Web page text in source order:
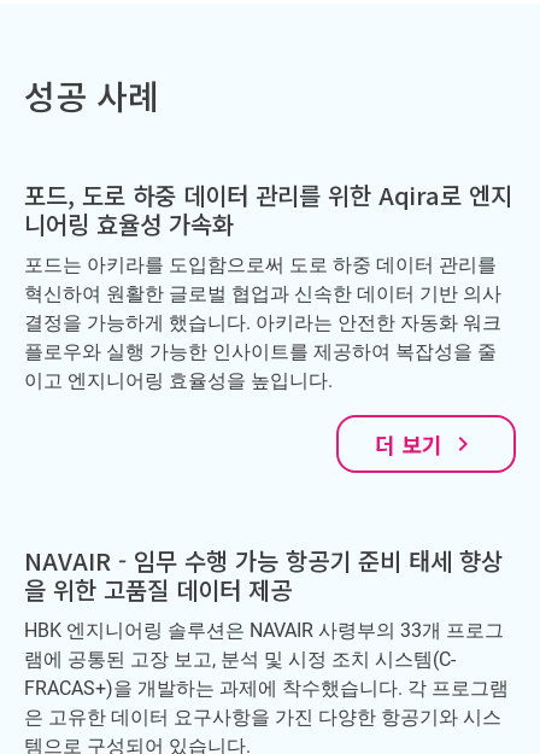
성공 사례
포드, 도로 하중 데이터 관리를 위한 Aqira로 엔지
니어링 효율성 가속화
포드는 아키라를 도입함으로써 도로 하중 데이터 관리를
혁신하여 원활한 글로벌 협업과 신속한 데이터 기반 의사
결정을 가능하게 했습니다. 아키라는 안전한 자동화 워크
플로우와 실행 가능한 인사이트를 제공하여 복잡성을 줄
이고 엔지니어링 효율성을 높입니다.
더 보기 navigate_next
NAVAIR - 임무 수행 가능 항공기 준비 태세 향상
을 위한 고품질 데이터 제공
HBK 엔지니어링 솔루션은 NAVAIR 사령부의 33개 프로그
램에 공통된 고장 보고, 분석 및 시정 조치 시스템(C-
FRACAS+)을 개발하는 과제에 착수했습니다. 각 프로그램
은 고유한 데이터 요구사항을 가진 다양한 항공기와 시스
템으로 구성되어 있습니다.